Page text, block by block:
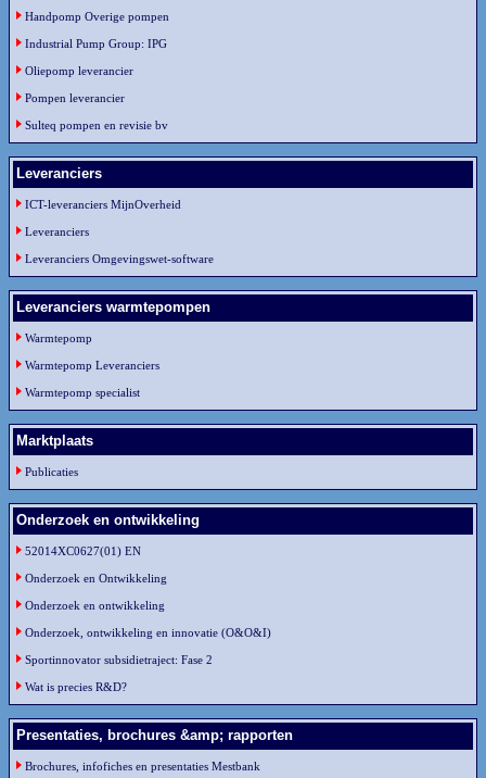
Handpomp Overige pompen
Industrial Pump Group: IPG
Oliepomp leverancier
Pompen leverancier
Sulteq pompen en revisie bv
Leveranciers
ICT-leveranciers MijnOverheid
Leveranciers
Leveranciers Omgevingswet-software
Leveranciers warmtepompen
Warmtepomp
Warmtepomp Leveranciers
Warmtepomp specialist
Marktplaats
Publicaties
Onderzoek en ontwikkeling
52014XC0627(01) EN
Onderzoek en Ontwikkeling
Onderzoek en ontwikkeling
Onderzoek, ontwikkeling en innovatie (O&O&I)
Sportinnovator subsidietraject: Fase 2
Wat is precies R&D?
Presentaties, brochures &amp; rapporten
Brochures, infofiches en presentaties Mestbank